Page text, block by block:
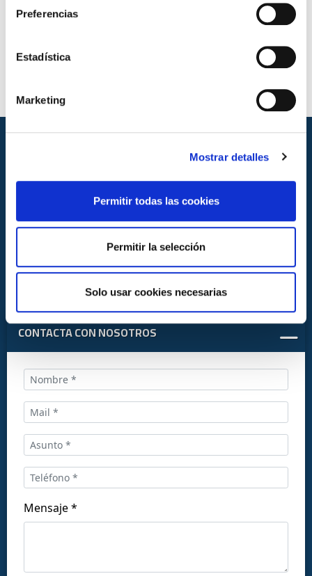
Preferencias
Estadística
Marketing
Mostrar detalles
Permitir todas las cookies
Permitir la selección
Solo usar cookies necesarias
CONTACTA CON NOSOTROS
Mensaje *
Ensayos
Cálculo de curvas características y curvas límite
Llámanos al:
+34 916169710
Síguenos en las redes: